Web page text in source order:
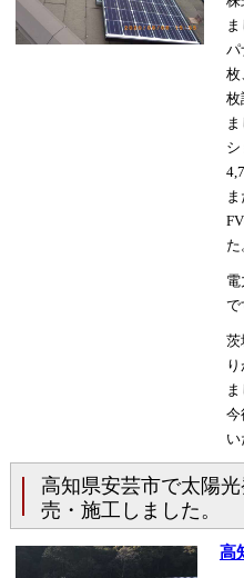
パ
枚
枚
た
で
茨
今
い
高知県安芸市で太陽
売・施工しました。
高